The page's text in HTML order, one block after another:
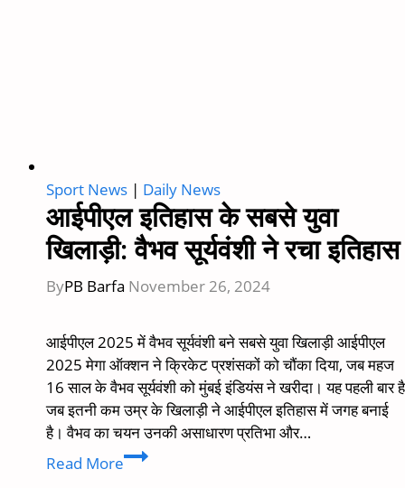
Sport News | Daily News
आईपीएल इतिहास के सबसे युवा
खिलाड़ी: वैभव सूर्यवंशी ने रचा इतिहास
ByPB Barfa November 26, 2024
आईपीएल 2025 में वैभव सूर्यवंशी बने सबसे युवा खिलाड़ी आईपीएल
2025 मेगा ऑक्शन ने क्रिकेट प्रशंसकों को चौंका दिया, जब महज
16 साल के वैभव सूर्यवंशी को मुंबई इंडियंस ने खरीदा। यह पहली बार है
जब इतनी कम उम्र के खिलाड़ी ने आईपीएल इतिहास में जगह बनाई
है। वैभव का चयन उनकी असाधारण प्रतिभा और…
Read Moreआईपीएल